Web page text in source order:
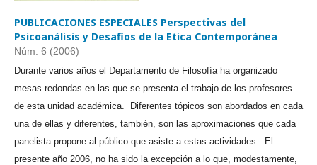
PUBLICACIONES ESPECIALES Perspectivas del
Psicoanálisis y Desafios de la Etica Contemporánea
Núm. 6 (2006)
Durante varios años el Departamento de Filosofía ha organizado
mesas redondas en las que se presenta el trabajo de los profesores
de esta unidad académica. Diferentes tópicos son abordados en cada
una de ellas y diferentes, también, son las aproximaciones que cada
panelista propone al público que asiste a estas actividades. El
presente año 2006, no ha sido la excepción a lo que, modestamente,